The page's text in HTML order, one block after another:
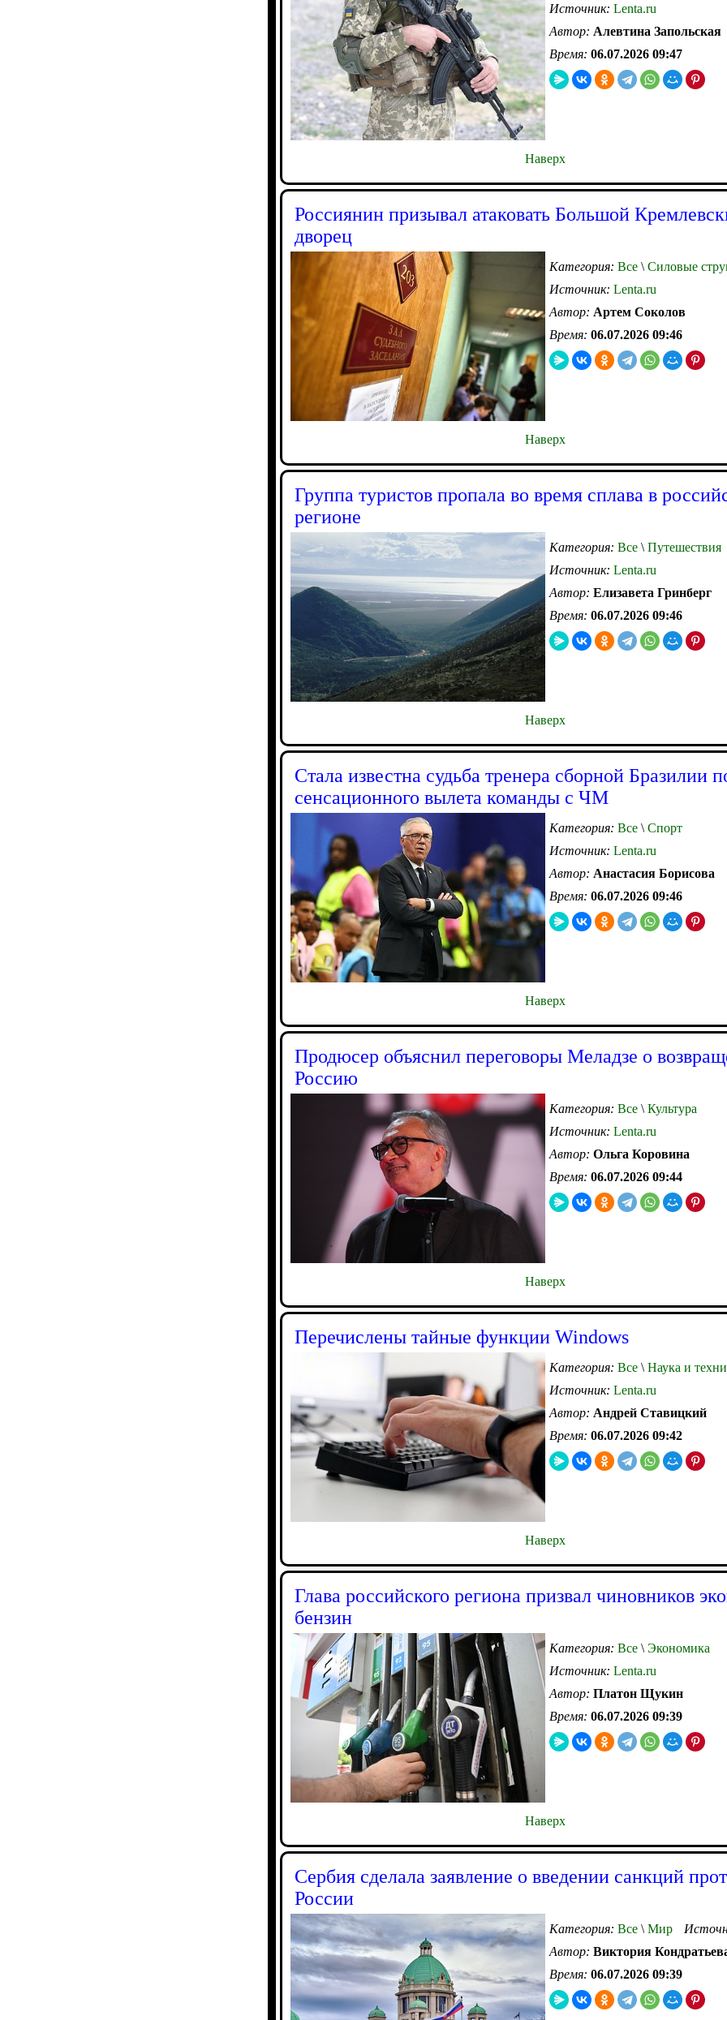
Источник: Lenta.ru
Автор: Алевтина Запольская
Время: 06.07.2026 09:47
Наверх
Россиянин призывал атаковать Большой
дворец
Категория: Все \ Силовые
Источник: Lenta.ru
Автор: Артем Соколов
Время: 06.07.2026 09:46
Наверх
Группа туристов пропала во время сплава в
регионе
Категория: Все \ Путешествия
Источник: Lenta.ru
Автор: Елизавета Гринберг
Время: 06.07.2026 09:46
Наверх
Стала известна судьба тренера сборной Бразилии
сенсационного вылета команды с ЧМ
Категория: Все \ Спорт
Источник: Lenta.ru
Автор: Анастасия Борисова
Время: 06.07.2026 09:46
Наверх
Продюсер объяснил переговоры Меладзе о
Россию
Категория: Все \ Культура
Источник: Lenta.ru
Автор: Ольга Коровина
Время: 06.07.2026 09:44
Наверх
Перечислены тайные функции Windows
Категория: Все \ Наука и
Источник: Lenta.ru
Автор: Андрей Ставицкий
Время: 06.07.2026 09:42
Наверх
Глава российского региона призвал чиновников
бензин
Категория: Все \ Экономика
Источник: Lenta.ru
Автор: Платон Щукин
Время: 06.07.2026 09:39
Наверх
Сербия сделала заявление о введении санкций
России
Категория: Все \ Мир
Автор: Виктория
Время: 06.07.2026 09:39